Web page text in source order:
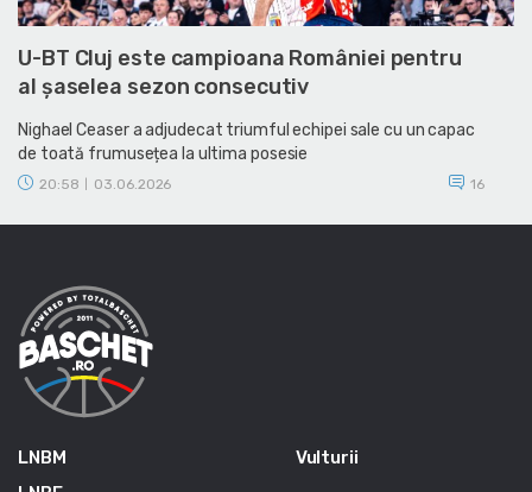
U-BT Cluj este campioana României pentru
al șaselea sezon consecutiv
Nighael Ceaser a adjudecat triumful echipei sale cu un capac
de toată frumusețea la ultima posesie
20:58 03.06.2026 16
LNBM
Vulturii